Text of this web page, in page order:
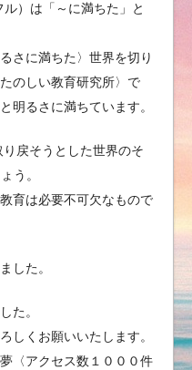
）は「～に満ちた」と
さに満ちた〉世界を切り
のしい教育研究所〉で
明るさに満ちています。
戻そうとした世界のそ
う。
育は必要不可欠なもので
した。
た。
しくお願いいたします。
〈アクセス数１０００件